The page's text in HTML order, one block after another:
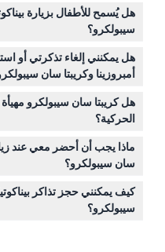
للسماح بوقت كافٍ لكلتا
عند الحجز).
ينبغي أن تخصص على الأقل
المعرض الفني والكريبتا
هل يُسمح للأطفال بزيارة
سيبولكرو؟
عمر 0-18 يجب أن
يتم احتسابهم ضمن العدد
هل يمكنني إلغاء تذكرتي أو
أمبروزينا وكريبتا سان
التذاكر غير قابلة للاسترداد
التاريخ والوقت بعناية أثناء
هل كريبتا سان سيبولكرو
الحركية؟
للأسف، كريبتا سان
المتحركة، فكر في ذلك قبل
مصدر قلق.
ماذا يجب أن أحضر معي عند
سان سيبولكرو؟
احضر تأكيد الحجز للدخول.
والشرب غير مسموح بها
لذلك.
كيف يمكنني حجز تذاكر
سيبولكرو؟